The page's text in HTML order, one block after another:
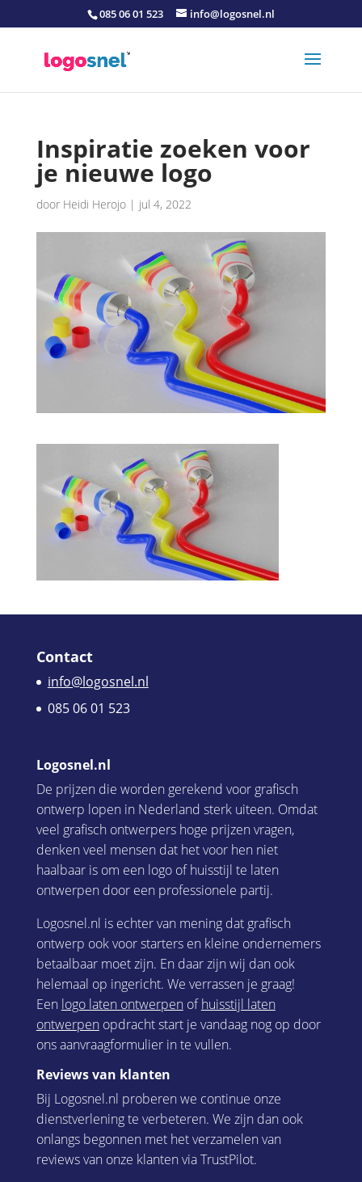
085 06 01 523 info@logosnel.nl
Inspiratie zoeken voor
je nieuwe logo
door Heidi Herojo| jul 4, 2022
Contact
info@logosnel.nl
085 06 01 523
Logosnel.nl
De prijzen die worden gerekend voor grafisch
ontwerp lopen in Nederland sterk uiteen. Omdat
veel grafisch ontwerpers hoge prijzen vragen,
denken veel mensen dat het voor hen niet
haalbaar is om een logo of huisstijl te laten
ontwerpen door een professionele partij.
Logosnel.nl is echter van mening dat grafisch
ontwerp ook voor starters en kleine ondernemers
betaalbaar moet zijn. En daar zijn wij dan ook
helemaal op ingericht. We verrassen je graag!
Een logo laten ontwerpenofhuisstijl laten
ontwerpenopdracht start je vandaag nog op door
ons aanvraagformulier in te vullen.
Reviews van klanten
Bij Logosnel.nl proberen we continue onze
dienstverlening te verbeteren. We zijn dan ook
onlangs begonnen met het verzamelen van
reviews van onze klanten via TrustPilot.